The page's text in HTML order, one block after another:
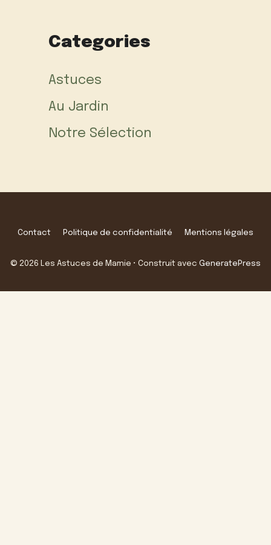
Categories
Astuces
Au Jardin
Notre Sélection
Contact Politique de confidentialité Mentions légales
© 2026 Les Astuces de Mamie • Construit avec GeneratePress